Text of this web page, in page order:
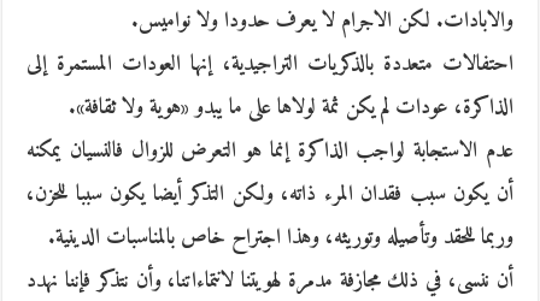
والابادات. لكن الاجرام لا يعرف حدودا ولا نواميس.
احتفالات متعددة بالذكريات التراجيدية، إنها العودات المستمرة إلى
الذاكرة، عودات لم يكن ثمة لولاها على ما يبدو «هوية ولا ثقافة».
عدم الاستجابة لواجب الذاكرة إنما هو التعرض للزوال فالنسيان يمكنه
أن يكون سبب فقدان المرء ذاته، ولكن التذكر أيضا يكون سببا للحزن،
وربما للحقد وتأصيله وتوريثه، وهذا اجتراح خاص بالمناسبات الدينية.
أن ننسى، في ذلك مجازفة مدمرة لهويتنا لانتماءاتنا، وأن نتذكر فإننا نهدد